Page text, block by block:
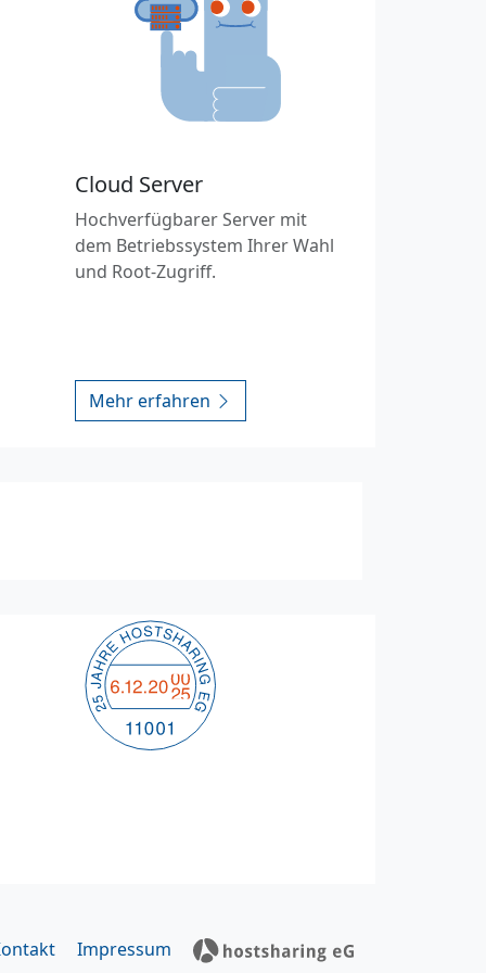
Cloud Server
Hochverfügbarer Server mit
dem Betriebssystem Ihrer Wahl
und Root-Zugriff.
Mehr erfahren
Impressum